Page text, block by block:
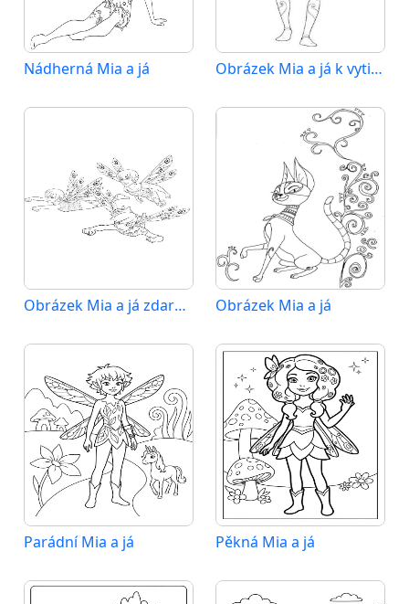
Nádherná Mia a já Obrázek Mia a já k vytištění
Obrázek Mia a já zdarma Obrázek Mia a já
Parádní Mia a já Pěkná Mia a já